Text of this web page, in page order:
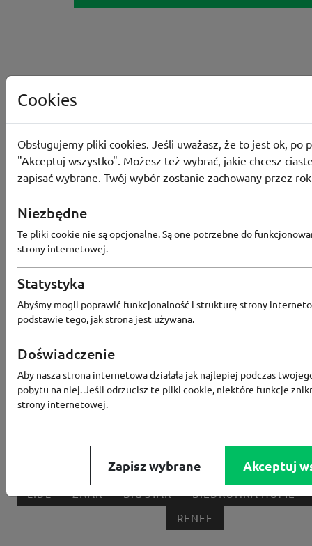
Popularne sklepy
RTV EURO AGD
MEDIA EXPERT
EOBUWIE
KOMPUTRONIK
BORN2BE
KOMFORT CCC SMYK
ERLI ANSWEAR 4F OLEOLE!
MEDIA MARKT ALLEGRO PAY
LIDL
ZNAK BIG STAR
BIEDRONKA HOME
RENEE
Cookies
Obsługujemy pliki cookies. Jeśli uważasz, że to jest ok, po
"Akceptuj wszystko". Możesz też wybrać, jakie chcesz
zapisać wybrane. Twój wybór zostanie zachowany przez
Niezbędne
Te pliki cookie nie są opcjonalne. Są one potrzebne do
strony internetowej.
Statystyka
Abyśmy mogli poprawić funkcjonalność i strukturę strony
podstawie tego, jak strona jest używana.
Doświadczenie
Aby nasza strona internetowa działała jak najlepiej podczas
pobytu na niej. Jeśli odrzucisz te pliki cookie, niektóre funkcje
strony internetowej.
Zapisz wybrane Akceptuj